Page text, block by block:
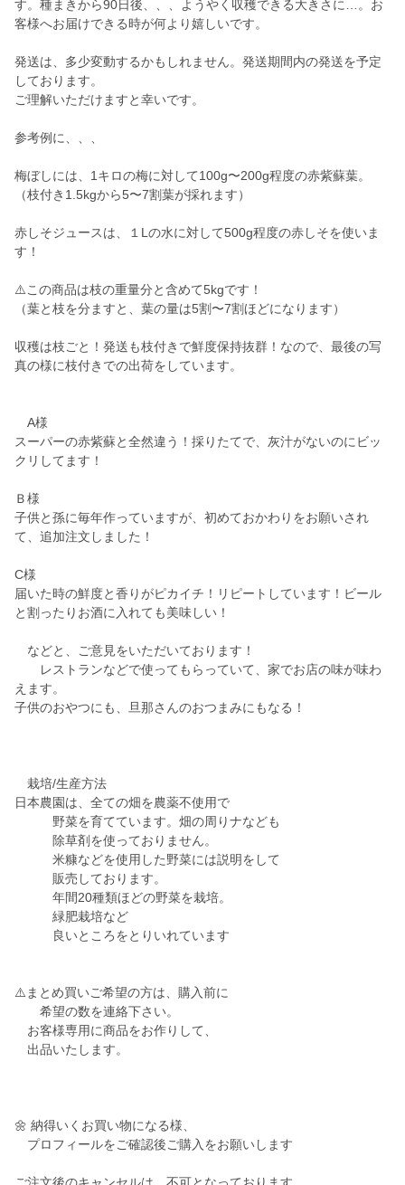
す。種まきから90日後、、、ようやく収穫できる大きさに…。お
客様へお届けできる時が何より嬉しいです。
発送は、多少変動するかもしれません。発送期間内の発送を予定
しております。
ご理解いただけますと幸いです。
参考例に、、、
梅ぼしには、1キロの梅に対して100g〜200g程度の赤紫蘇葉。
（枝付き1.5kgから5〜7割葉が採れます）
赤しそジュースは、１Lの水に対して500g程度の赤しそを使いま
す！
⚠️この商品は枝の重量分と含めて5kgです！
（葉と枝を分ますと、葉の量は5割〜7割ほどになります）
収穫は枝ごと！発送も枝付きで鮮度保持抜群！なので、最後の写
真の様に枝付きでの出荷をしています。
A様
スーパーの赤紫蘇と全然違う！採りたてで、灰汁がないのにビッ
クリしてます！
Ｂ様
子供と孫に毎年作っていますが、初めておかわりをお願いされ
て、追加注文しました！
C様
届いた時の鮮度と香りがピカイチ！リピートしています！ビール
と割ったりお酒に入れても美味しい！
などと、ご意見をいただいております！
レストランなどで使ってもらっていて、家でお店の味が味わ
えます。
子供のおやつにも、旦那さんのおつまみにもなる！
栽培/生産方法
日本農園は、全ての畑を農薬不使用で
野菜を育てています。畑の周りナなども
除草剤を使っておりません。
米糠などを使用した野菜には説明をして
販売しております。
年間20種類ほどの野菜を栽培。
緑肥栽培など
良いところをとりいれています
⚠️まとめ買いご希望の方は、購入前に
希望の数を連絡下さい。
お客様専用に商品をお作りして、
出品いたします。
🌼 納得いくお買い物になる様、
プロフィールをご確認後ご購入をお願いします